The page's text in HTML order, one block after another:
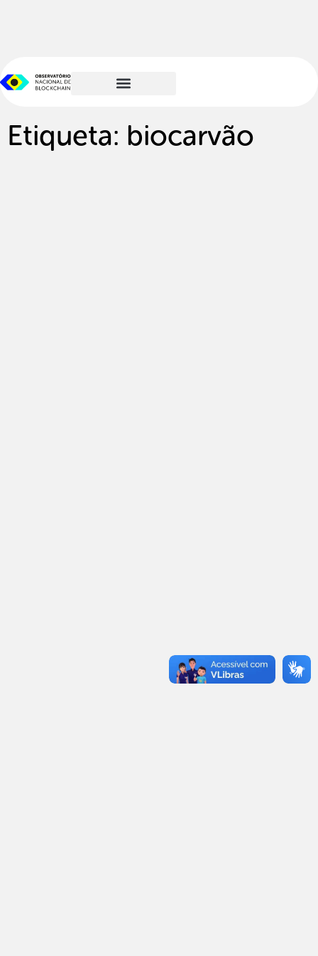
Etiqueta: biocarvão